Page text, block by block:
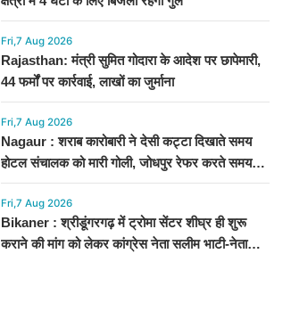
Fri,7 Aug 2026
Rajasthan: मंत्री सुमित गोदारा के आदेश पर छापेमारी,
44 फर्मों पर कार्रवाई, लाखों का जुर्माना
Fri,7 Aug 2026
Nagaur : शराब कारोबारी ने देसी कट्टा दिखाते समय
होटल संचालक को मारी गोली, जोधपुर रेफर करते समय
एंबुलेंस पलटी, मौत
Fri,7 Aug 2026
Bikaner : श्रीडूंगरगढ़ में ट्रोमा सेंटर शीघ्र ही शुरू
कराने की मांग को लेकर कांग्रेस नेता सलीम भाटी-नेता